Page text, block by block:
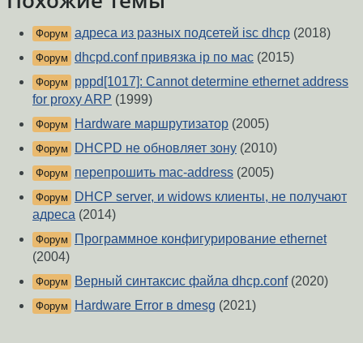
Форум адреса из разных подсетей isc dhcp (2018)
Форум dhcpd.conf привязка ip по мас (2015)
Форум
pppd[1017]: Cannot determine ethernet address
for proxy ARP (1999)
Форум Hardware маршрутизатор (2005)
Форум DHCPD не обновляет зону (2010)
Форум перепрошить mac-address (2005)
Форум
DHCP server, и widows клиенты, не получают
адреса (2014)
Форум
Программное конфигурирование ethernet
(2004)
Форум Верный синтаксис файла dhcp.conf(2020)
Форум Hardware Error в dmesg (2021)